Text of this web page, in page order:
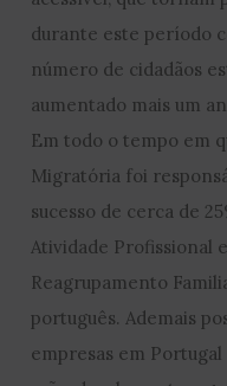
durante este período
número de cidadãos
aumentado mais um
Em todo o tempo em
Migratória foi
sucesso de cerca de
Atividade Profissional
Reagrupamento
português. Ademais
empresas em